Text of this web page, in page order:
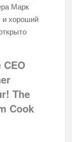
Марк
и хороший
The
Cook